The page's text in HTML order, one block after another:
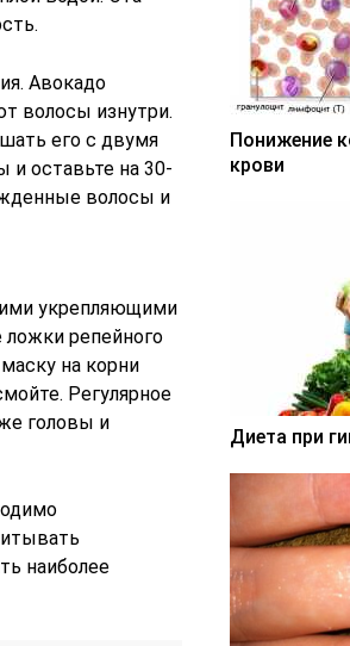
Авокадо
волосы изнутри.
его с двумя
и оставьте на 30-
волосы и
укрепляющими
репейного
на корни
Регулярное
головы и
наиболее
Понижение
крови
Диета при